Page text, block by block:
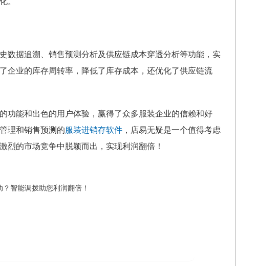
数据追溯、销售预测分析及供应链成本穿透分析等功能，实
企业的库存周转率，降低了库存成本，还优化了供应链流
功能和出色的用户体验，赢得了众多服装企业的信赖和好
理和销售预测的服装进销存软件，店易无疑是一个值得考虑
烈的市场竞争中脱颖而出，实现利润翻倍！
智能调拨助您利润翻倍！